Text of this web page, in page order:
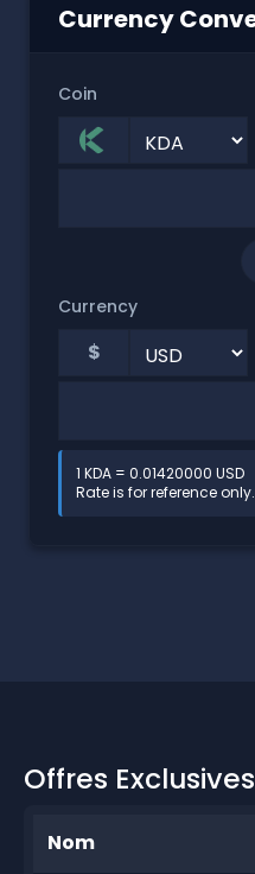
Currency
Coin
Currency
$
1 KDA = 0.01420000 USD
Rate is for reference
Offres
Nom